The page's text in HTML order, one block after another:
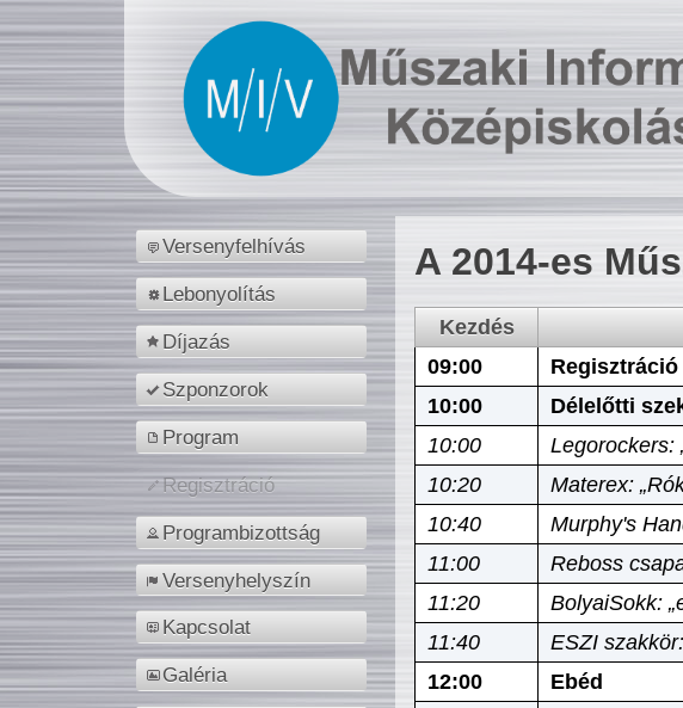
Versenyfelhívás
Lebonyolítás
Díjazás
Szponzorok
Program
Regisztráció
Programbizottság
Versenyhelyszín
Kapcsolat
Galéria
A 2014-es
Kezdés
09:00
Regisztráció
10:00
Délelőtti
10:00
Legorockers:
10:20
Materex:
10:40
Murphy's
11:00
Reboss
11:20
BolyaiSokk:
11:40
ESZI
12:00
Ebéd